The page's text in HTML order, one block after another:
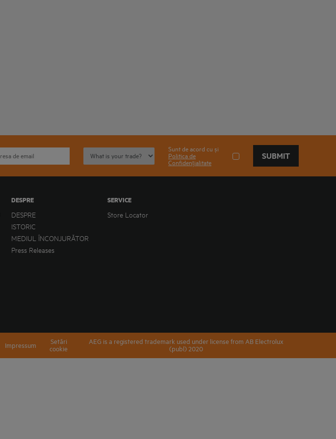
Sunt de acord cu și
Politica de
Confidențialitate
SUBMIT
DESPRE
DESPRE
ISTORIC
MEDIUL ÎNCONJURĂTOR
Press Releases
SERVICE
Store Locator
Impressum
Setări
cookie
AEG is a registered trademark used under license from AB Electrolux
(publ) 2020